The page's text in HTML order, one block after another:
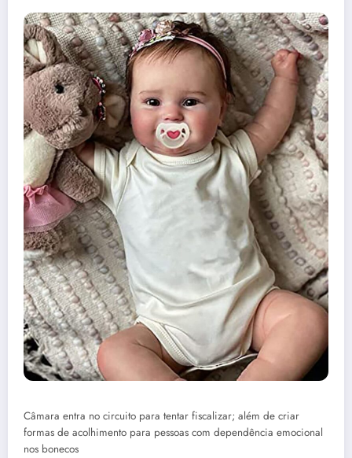
Câmara entra no circuito para tentar fiscalizar; além de criar
formas de acolhimento para pessoas com dependência emocional
nos bonecos